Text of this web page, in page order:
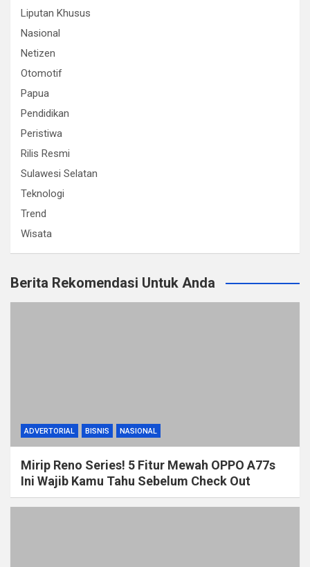
Liputan Khusus
Nasional
Netizen
Otomotif
Papua
Pendidikan
Peristiwa
Rilis Resmi
Sulawesi Selatan
Teknologi
Trend
Wisata
Berita Rekomendasi Untuk Anda
ADVERTORIAL BISNIS NASIONAL
Mirip Reno Series! 5 Fitur Mewah OPPO A77s
Ini Wajib Kamu Tahu Sebelum Check Out